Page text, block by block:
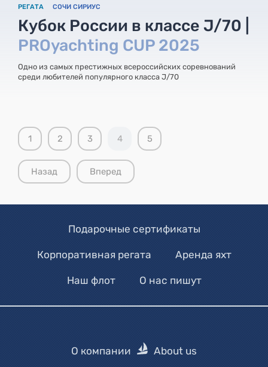
РЕГАТА СОЧИ СИРИУС
Кубок России в классе J/70 |
PROyachting CUP 2025
Одно из самых престижных всероссийских соревнований
среди любителей популярного класса J/70
1 2 3 4 5
Назад Вперед
Подарочные сертификаты
Корпоративная регата Аренда яхт
Наш флот О нас пишут
О компании About us